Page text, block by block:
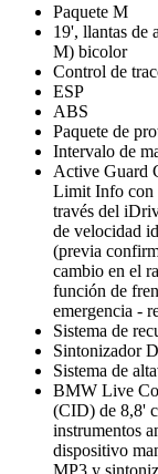
Paquete M
19', llantas de
M) bicolor
Control de
ESP
ABS
Paquete de
Intervalo de
Active Guard
Limit Info con
través del
de velocidad
(previa
cambio en el
función de
emergencia -
Sistema de
Sintonizador
Sistema de
BMW Live
(CID) de 8,8'
instrumentos
dispositivo
MP3 y